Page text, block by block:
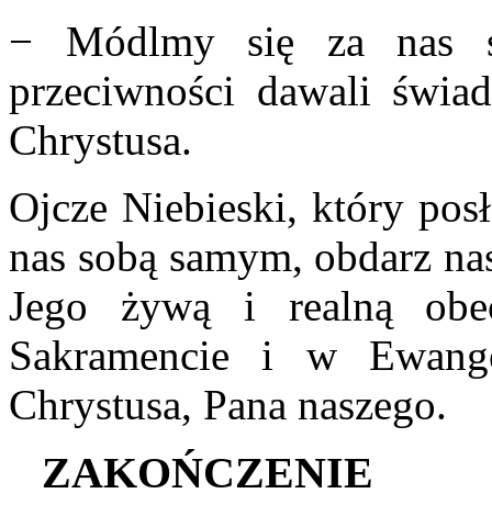
− Módlmy się za nas
przeciwności dawali
Chrystusa.
Ojcze Niebieski, który
nas sobą samym, obdarz
Jego żywą i realną
Sakramencie i w
Chrystusa, Pana naszego.
ZAKOŃCZENIE